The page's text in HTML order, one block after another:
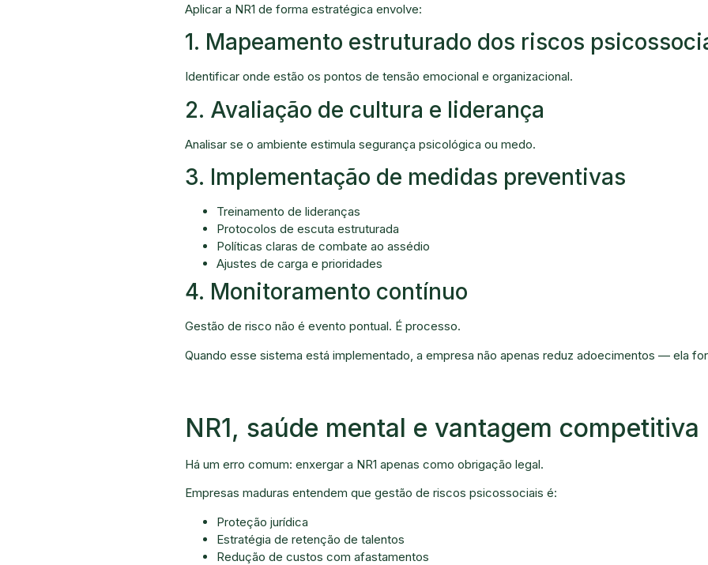
Aplicar a NR1 de forma estratégica envolve:
1. Mapeamento estruturado dos riscos
Identificar onde estão os pontos de tensão emocional e organizacional.
2. Avaliação de cultura e liderança
Analisar se o ambiente estimula segurança psicológica ou medo.
3. Implementação de medidas preventivas
Treinamento de lideranças
Protocolos de escuta estruturada
Políticas claras de combate ao assédio
Ajustes de carga e prioridades
4. Monitoramento contínuo
Gestão de risco não é evento pontual. É processo.
Quando esse sistema está implementado, a empresa não apenas reduz adoecimentos — ela
NR1, saúde mental e vantagem competitiva
Há um erro comum: enxergar a NR1 apenas como obrigação legal.
Empresas maduras entendem que gestão de riscos psicossociais é:
Proteção jurídica
Estratégia de retenção de talentos
Redução de custos com afastamentos